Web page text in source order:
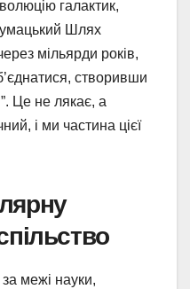
галактик,
Шлях
мільярди років,
створивши
Це не лякає, а
і ми частина цієї
межі науки,